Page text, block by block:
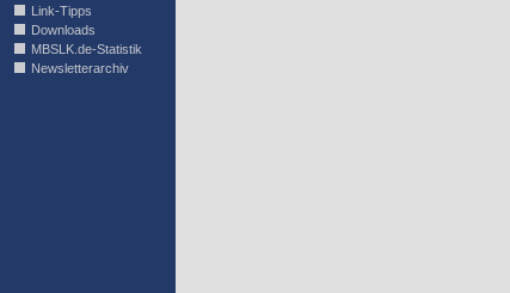
Link-Tipps
Downloads
MBSLK.de-Statistik
Newsletterarchiv